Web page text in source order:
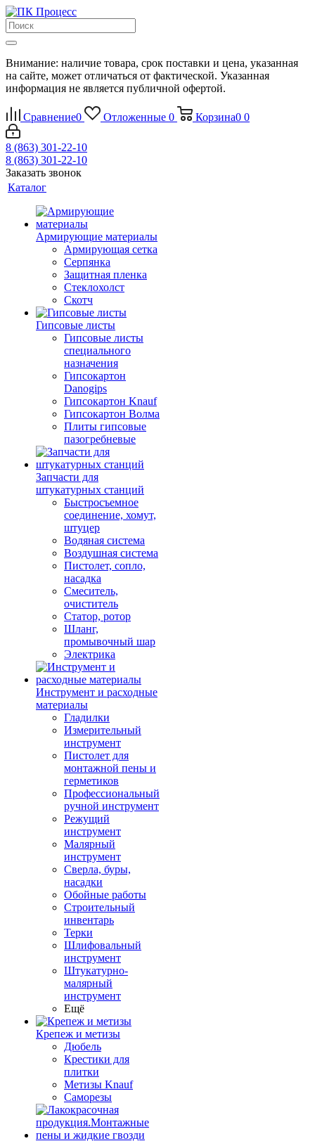
Внимание: наличие товара, срок поставки и цена, указанная
на сайте, может отличаться от фактической. Указанная
информация не является публичной офертой.
Сравнение0 Отложенные 0 Корзина0 0
8 (863) 301-22-10
8 (863) 301-22-10
Заказать звонок
Каталог
Армирующие материалы
Армирующая сетка
Серпянка
Защитная пленка
Стеклохолст
Скотч
Гипсовые листы
Гипсовые листы
специального
назначения
Гипсокартон
Danogips
Гипсокартон Knauf
Гипсокартон Волма
Плиты гипсовые
пазогребневые
Запчасти для
штукатурных станций
Быстросъемное
соединение, хомут,
штуцер
Водяная система
Воздушная система
Пистолет, сопло,
насадка
Смеситель,
очиститель
Статор, ротор
Шланг,
промывочный шар
Электрика
Инструмент и расходные
материалы
Гладилки
Измерительный
инструмент
Пистолет для
монтажной пены и
герметиков
Профессиональный
ручной инструмент
Режущий
инструмент
Малярный
инструмент
Сверла, буры,
насадки
Обойные работы
Строительный
инвентарь
Терки
Шлифовальный
инструмент
Штукатурно-
малярный
инструмент
Ещё
Крепеж и метизы
Дюбель
Крестики для
плитки
Метизы Knauf
Саморезы